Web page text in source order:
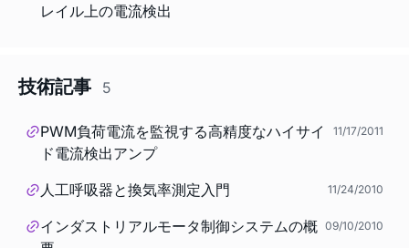
レイル上の電流検出
技術記事 5
PWM負荷電流を監視する高精度なハイサイ
ド電流検出アンプ
11/17/2011
人工呼吸器と換気率測定入門 11/24/2010
インダストリアルモータ制御システムの概 09/10/2010